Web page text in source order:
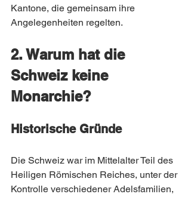
Kantone, die gemeinsam ihre
Angelegenheiten regelten.
2. Warum hat die
Schweiz keine
Monarchie?
Historische Gründe
Die Schweiz war im Mittelalter Teil des
Heiligen Römischen Reiches, unter der
Kontrolle verschiedener Adelsfamilien,